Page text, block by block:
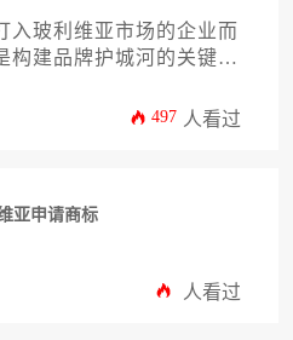
入玻利维亚市场的企业而
构建品牌护城河的关键一
分类选择到提交申请的完
497 人看过
亚申请商标
人看过